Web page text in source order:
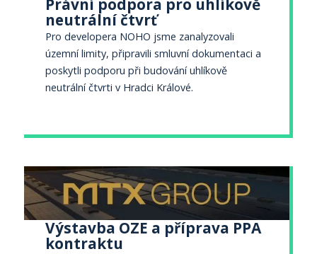
Právní podpora pro uhlíkově
neutrální čtvrť
Pro developera NOHO jsme zanalyzovali
územní limity, připravili smluvní dokumentaci a
poskytli podporu při budování uhlíkově
neutrální čtvrti v Hradci Králové.
Výstavba OZE a příprava PPA
kontraktu